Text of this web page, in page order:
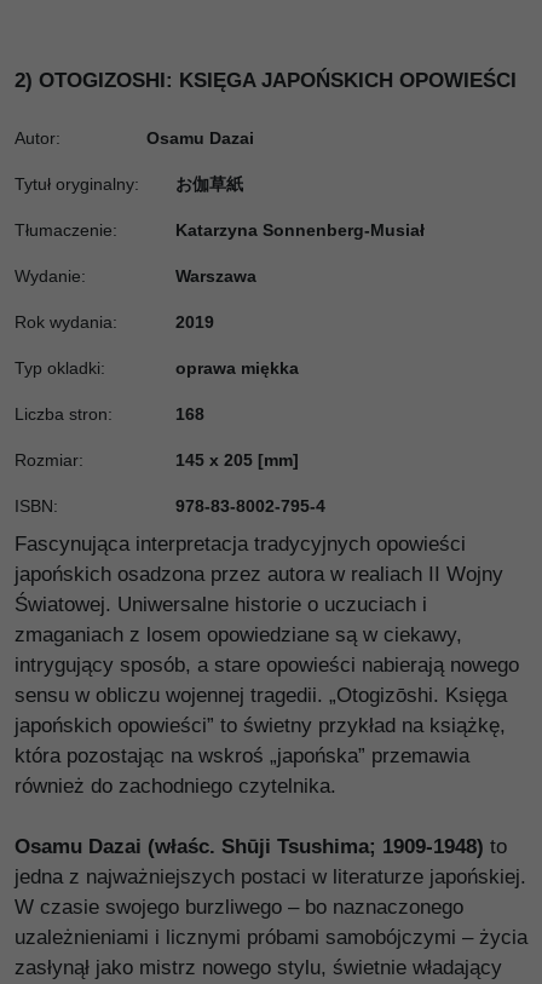
2) OTOGIZOSHI: KSIĘGA JAPOŃSKICH OPOWIEŚCI
Autor: Osamu Dazai
Tytuł oryginalny: お伽草紙
Tłumaczenie: Katarzyna Sonnenberg-Musiał
Wydanie: Warszawa
Rok wydania: 2019
Typ okladki: oprawa miękka
Liczba stron: 168
Rozmiar: 145 x 205 [mm]
ISBN: 978-83-8002-795-4
Fascynująca interpretacja tradycyjnych opowieści
japońskich osadzona przez autora w realiach II Wojny
Światowej. Uniwersalne historie o uczuciach i
zmaganiach z losem opowiedziane są w ciekawy,
intrygujący sposób, a stare opowieści nabierają nowego
sensu w obliczu wojennej tragedii. „Otogizōshi. Księga
japońskich opowieści” to świetny przykład na książkę,
która pozostając na wskroś „japońska” przemawia
również do zachodniego czytelnika.
Osamu Dazai (właśc. Shūji Tsushima; 1909-1948) to
jedna z najważniejszych postaci w literaturze japońskiej.
W czasie swojego burzliwego – bo naznaczonego
uzależnieniami i licznymi próbami samobójczymi – życia
zasłynął jako mistrz nowego stylu, świetnie władający